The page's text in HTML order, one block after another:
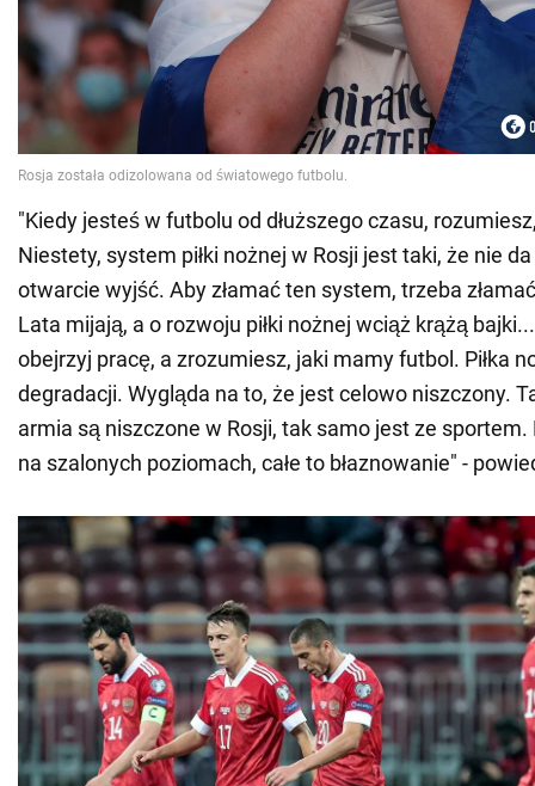
"Kiedy jesteś w futbolu od dłuższego czasu,
Niestety, system piłki nożnej w Rosji jest taki, że nie
otwarcie wyjść. Aby złamać ten system, trzeba
Lata mijają, a o rozwoju piłki nożnej wciąż krążą
obejrzyj pracę, a zrozumiesz, jaki mamy futbol. Piłka
degradacji. Wygląda na to, że jest celowo niszczony.
armia są niszczone w Rosji, tak samo jest ze
na szalonych poziomach, całe to błaznowanie" -